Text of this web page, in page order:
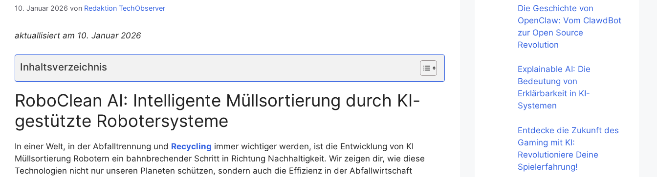
10. Januar 2026 von Redaktion TechObserver
aktuallisiert am 10. Januar 2026
Inhaltsverzeichnis
RoboClean AI: Intelligente Müllsortierung durch KI-
gestützte Robotersysteme
In einer Welt, in der Abfalltrennung und Recycling immer wichtiger werden, ist die Entwicklung von KI
Müllsortierung Robotern ein bahnbrechender Schritt in Richtung Nachhaltigkeit. Wir zeigen dir, wie diese
Technologien nicht nur unseren Planeten schützen, sondern auch die Effizienz in der Abfallwirtschaft
Die Geschichte von
OpenClaw: Vom ClawdBot
zur Open Source
Revolution
Explainable AI: Die
Bedeutung von
Erklärbarkeit in KI-
Systemen
Entdecke die Zukunft des
Gaming mit KI:
Revolutioniere Deine
Spielerfahrung!